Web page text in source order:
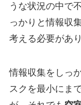
うな状況の中で
っかりと情報収
考える必要があり
情報収集をしっ
スクを最小にま